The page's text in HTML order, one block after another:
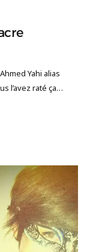
Yahi alias
l’avez raté ça…